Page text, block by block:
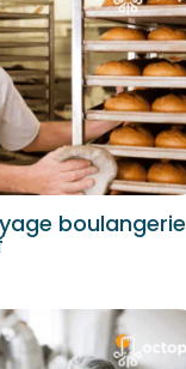
boulangerie